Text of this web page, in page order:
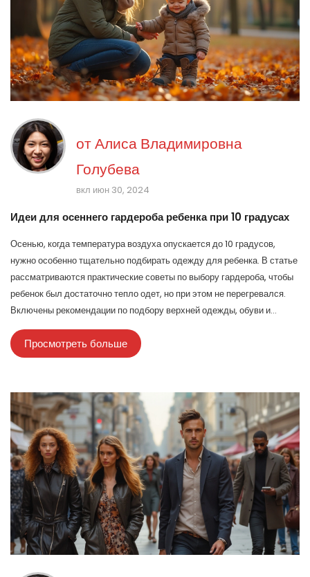
отАлиса Владимировна
Голубева
вкл июн 30, 2024
Идеи для осеннего гардероба ребенка при 10 градусах
Осенью, когда температура воздуха опускается до 10 градусов,
нужно особенно тщательно подбирать одежду для ребенка. В статье
рассматриваются практические советы по выбору гардероба, чтобы
ребенок был достаточно тепло одет, но при этом не перегревался.
Включены рекомендации по подбору верхней одежды, обуви и
аксессуаров, а также советы по многослойному одеванию.
Просмотреть больше